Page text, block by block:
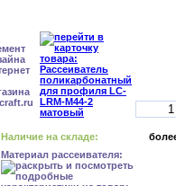
Наличие на складе:
Материал рассеивателя: